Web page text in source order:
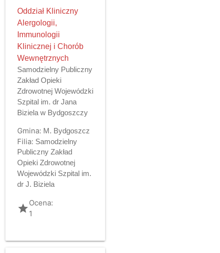
Oddział Kliniczny
Alergologii,
Immunologii
Klinicznej i Chorób
Wewnętrznych
Samodzielny Publiczny
Zakład Opieki
Zdrowotnej Wojewódzki
Szpital im. dr Jana
Biziela w Bydgoszczy
Gmina: M. Bydgoszcz
Filia: Samodzielny
Publiczny Zakład
Opieki Zdrowotnej
Wojewódzki Szpital im.
dr J. Biziela
gradeOcena:
1